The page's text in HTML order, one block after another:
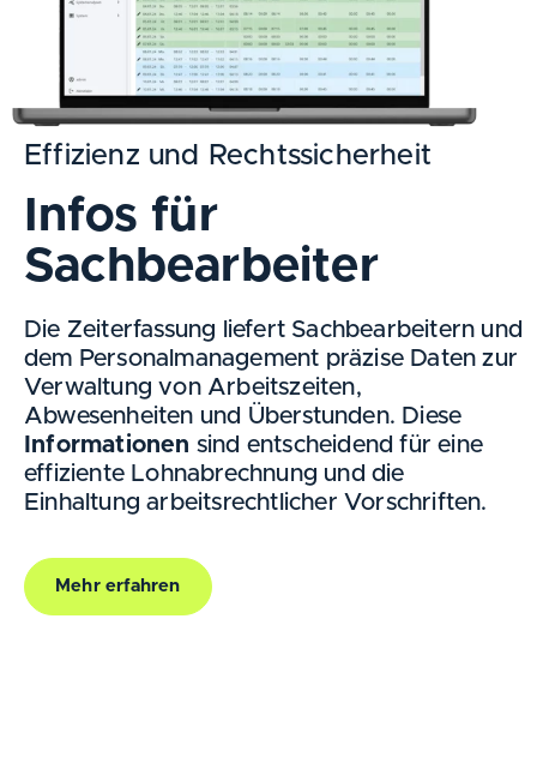
Effizienz und Rechtssicherheit
Infos für
Sachbearbeiter
Die Zeiterfassung liefert Sachbearbeitern und
dem Personalmanagement präzise Daten zur
Verwaltung von Arbeitszeiten,
Abwesenheiten und Überstunden. Diese
Informationen sind entscheidend für eine
effiziente Lohnabrechnung und die
Einhaltung arbeitsrechtlicher Vorschriften.
Mehr erfahren